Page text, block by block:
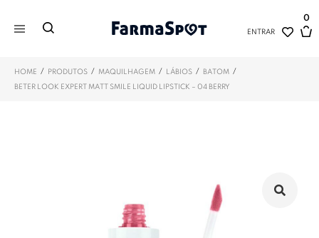
ENTRAR
0
HOME / PRODUTOS / MAQUILHAGEM / LÁBIOS / BATOM /
BETER LOOK EXPERT MATT SMILE LIQUID LIPSTICK – 04 BERRY